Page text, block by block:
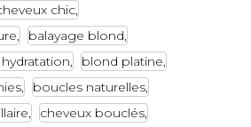
chic
balayage blond
blond platine
boucles naturelles
cheveux bouclés